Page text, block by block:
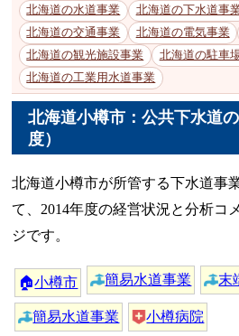
北海道の水道事業 北海道の下水道事
北海道の交通事業
北海道の電気事業
北海道の観光施設事業
北海道の駐車
北海道の工業用水道事業
北海道小樽市：公共下水道
度）
北海道小樽市が所管する下水道事
て、2014年度の経営状況と分析コ
ジです。
🏠小樽市 簡易水道事業 末
簡易水道事業 小樽病院